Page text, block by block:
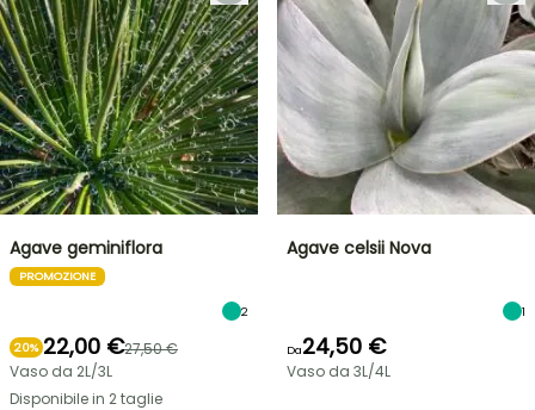
Agave geminiflora
PROMOZIONE
2
20% 22,00 €27,50 €
Vaso da 2L/3L
Disponibile in 2 taglie
Agave celsii Nova
1
Da24,50 €
Vaso da 3L/4L